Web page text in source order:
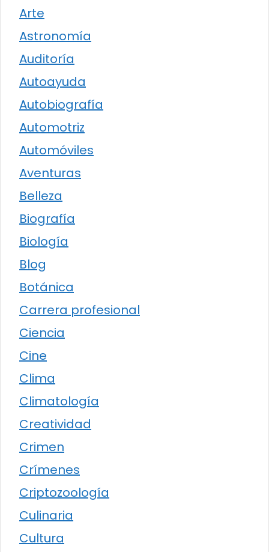
Arte
Astronomía
Auditoría
Autoayuda
Autobiografía
Automotriz
Automóviles
Aventuras
Belleza
Biografía
Biología
Blog
Botánica
Carrera profesional
Ciencia
Cine
Clima
Climatología
Creatividad
Crimen
Crímenes
Criptozoología
Culinaria
Cultura